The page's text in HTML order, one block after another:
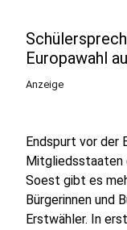
Europawahl
Anzeige
Endspurt vor der
Mitgliedsstaaten
Soest gibt es
Bürgerinnen und
Erstwähler. In